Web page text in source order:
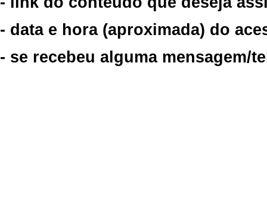
- data e hora (aproximada) do
- se recebeu alguma mensagem/